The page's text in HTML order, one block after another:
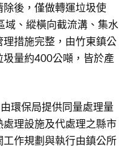
後，僅做轉運垃圾使
域、縱橫向截流溝、集水
措施完整，由竹東鎮公
量約400公噸，皆於產
環保局提供同量處理量
理設施及代處理之縣市
作規劃與執行由鎮公所